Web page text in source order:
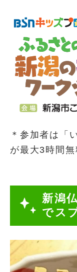
＊参加者は「
が最大3時間無
新潟
でス